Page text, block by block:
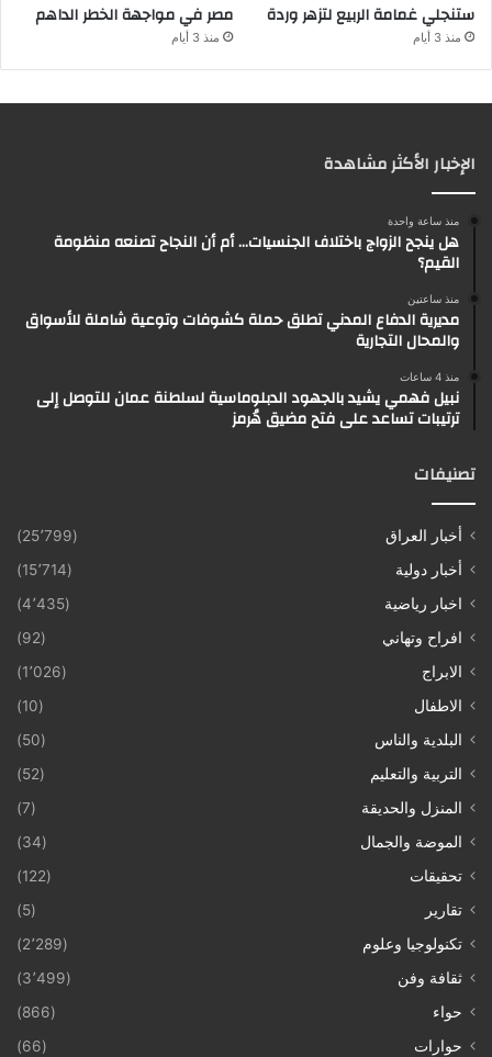
ستنجلي غمامة الربيع لتزهر وردة
منذ 3 أيام
مصر في مواجهة الخطر الداهم
منذ 3 أيام
الإخبار الأكثر مشاهدة
منذ ساعة واحدة
هل ينجح الزواج باختلاف الجنسيات… أم أن النجاح تصنعه منظومة
القيم؟
منذ ساعتين
مديرية الدفاع المدني تطلق حملة كشوفات وتوعية شاملة للأسواق
والمحال التجارية
منذ 4 ساعات
نبيل فهمي يشيد بالجهود الدبلوماسية لسلطنة عمان للتوصل إلى
ترتيبات تساعد على فتح مضيق هُرمز
تصنيفات
أخبار العراق
(25٬799)
أخبار دولية
(15٬714)
اخبار رياضية
(4٬435)
افراح وتهاني
(92)
الابراج
(1٬026)
الاطفال
(10)
البلدية والناس
(50)
التربية والتعليم
(52)
المنزل والحديقة
(7)
الموضة والجمال
(34)
تحقيقات
(122)
تقارير
(5)
تكنولوجيا وعلوم
(2٬289)
ثقافة وفن
(3٬499)
حواء
(866)
حوارات
(66)